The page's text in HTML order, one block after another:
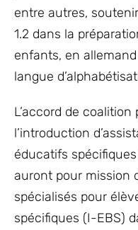
entre autres,
1.2 dans la
enfants, en
langue
L’accord de
l’introduction
éducatifs
auront pour mission
spécialisés pour
spécifiques (I-EBS)